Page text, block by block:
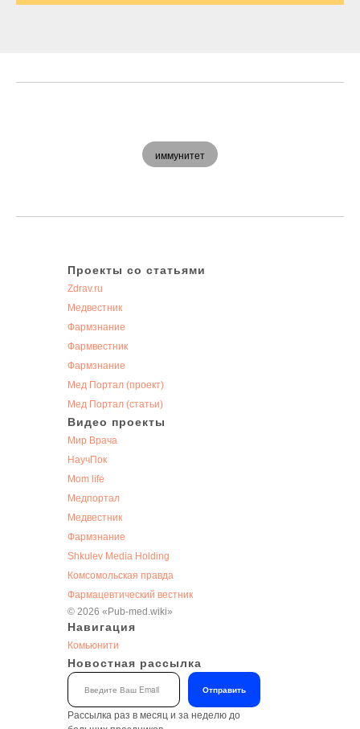
иммунитет
Проекты со статьями
Zdrav.ru
Медвестник
Фармзнание
Фармвестник
Фармзнание
Мед Портал (проект)
Мед Портал (статьи)
Видео проекты
Мир Врача
НаучПок
Mom life
Медпортал
Медвестник
Фармзнание
Shkulev Media Holding
Комсомольская правда
Фармацевтический вестник
© 2026 «Pub-med.wiki»
Навигация
Комьюнити
Новостная рассылка
Отправить
Рассылка раз в месяц и за неделю до